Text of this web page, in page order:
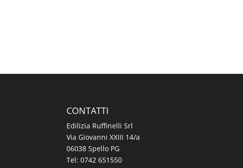
CONTATTI
Edilizia Ruffinelli Srl
Via Giovanni XXIII 14/a
06038 Spello PG
Tel:0742 651550